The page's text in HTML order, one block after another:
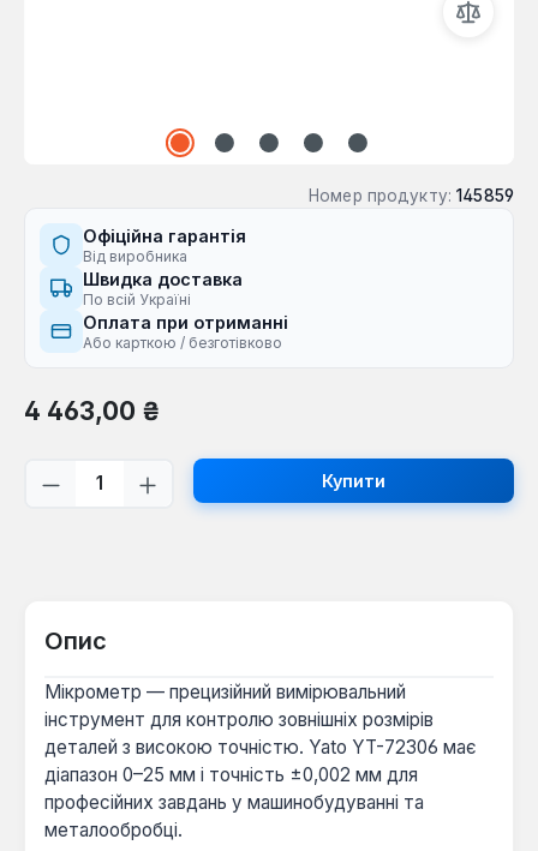
Номер продукту: 145859
Офіційна гарантія
Від виробника
Швидка доставка
По всій Україні
Оплата при отриманні
Або карткою / безготівково
Звичайна ціна:
4 463,00 ₴
Кількість товару: Введіть потрібну
Купити
Опис
Мікрометр — прецизійний вимірювальний
інструмент для контролю зовнішніх розмірів
деталей з високою точністю. Yato YT-72306 має
діапазон 0–25 мм і точність ±0,002 мм для
професійних завдань у машинобудуванні та
металообробці.